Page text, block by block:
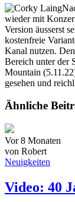
wieder mit
Version äusserst
kostenfreie
Kanal nutzen.
Bereich unter der
Mountain
gesehen und
Ähnliche
Vor 8 Monaten
von Robert
Neuigkeiten
Video: 40